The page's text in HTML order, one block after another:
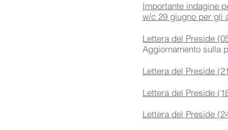
Importante indagine
w/c 29 giugno per gli
Lettera del Preside
Aggiornamento sulla
Lettera del Preside
Lettera del Preside
Lettera del Preside